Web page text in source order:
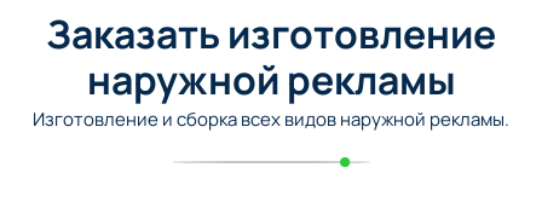
Заказать изготовление
наружной рекламы
Изготовление и сборка всех видов наружной рекламы.